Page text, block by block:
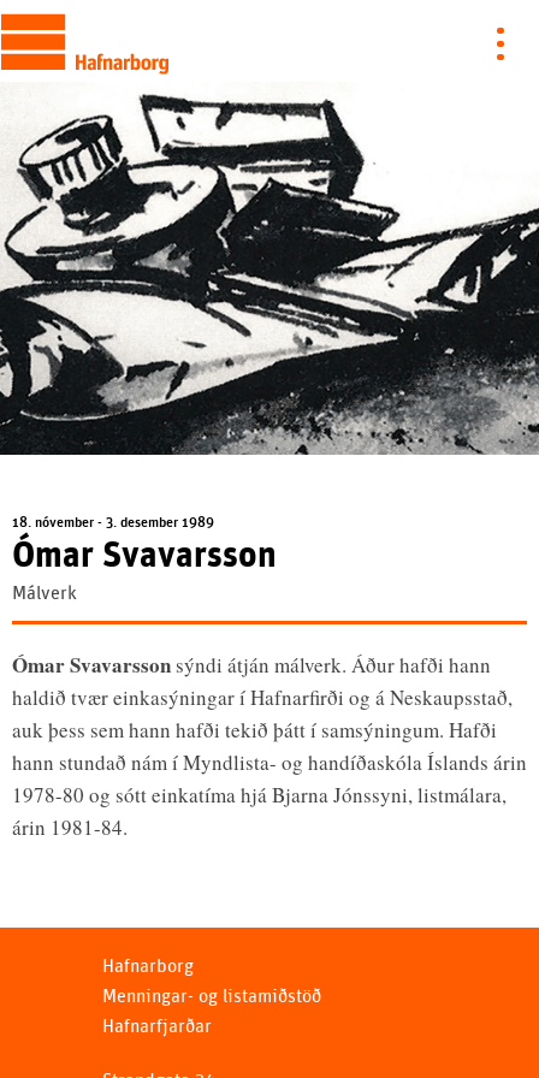
18. nóvember - 3. desember 1989
Ómar Svavarsson
Málverk
Ómar Svavarsson sýndi átján málverk. Áður hafði hann
haldið tvær einkasýningar í Hafnarfirði og á Neskaupsstað,
auk þess sem hann hafði tekið þátt í samsýningum. Hafði
hann stundað nám í Myndlista- og handíðaskóla Íslands árin
1978-80 og sótt einkatíma hjá Bjarna Jónssyni, listmálara,
árin 1981-84.
Hafnarborg
Menningar- og listamiðstöð
Hafnarfjarðar